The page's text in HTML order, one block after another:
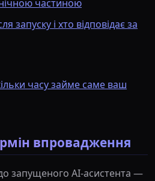
частиною
запуску і хто відповідає за
часу займе саме ваш
впровадження
запущеного AI-асистента —